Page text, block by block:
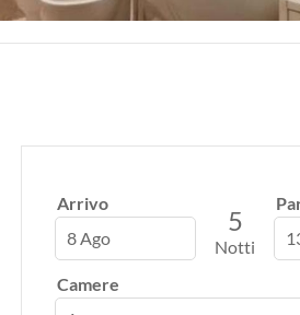
Arrivo
8 Ago
5
Notti
Camere